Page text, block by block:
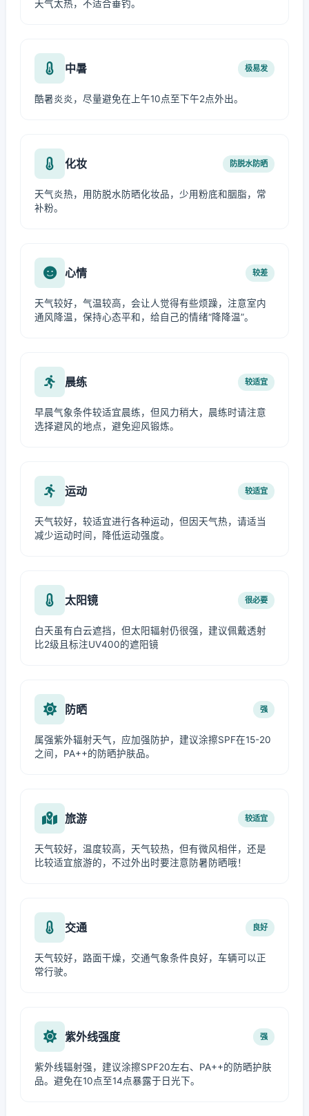
天气太热，不适合垂钓。
中暑 极易发
酷暑炎炎，尽量避免在上午10点至下午2点外出。
化妆 防脱水防晒
天气炎热，用防脱水防晒化妆品，少用粉底和胭脂，常
补粉。
心情 较差
天气较好，气温较高，会让人觉得有些烦躁，注意室内
通风降温，保持心态平和，给自己的情绪“降降温”。
晨练 较适宜
早晨气象条件较适宜晨练，但风力稍大，晨练时请注意
选择避风的地点，避免迎风锻炼。
运动 较适宜
天气较好，较适宜进行各种运动，但因天气热，请适当
减少运动时间，降低运动强度。
太阳镜 很必要
白天虽有白云遮挡，但太阳辐射仍很强，建议佩戴透射
比2级且标注UV400的遮阳镜
防晒 强
属强紫外辐射天气，应加强防护，建议涂擦SPF在15-20
之间，PA++的防晒护肤品。
旅游 较适宜
天气较好，温度较高，天气较热，但有微风相伴，还是
比较适宜旅游的，不过外出时要注意防暑防晒哦！
交通 良好
天气较好，路面干燥，交通气象条件良好，车辆可以正
常行驶。
紫外线强度 强
紫外线辐射强，建议涂擦SPF20左右、PA++的防晒护肤
品。避免在10点至14点暴露于日光下。